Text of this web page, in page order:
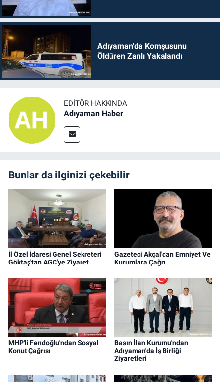
Adıyaman'da Komşusunu
Öldüren Zanlı Yakalandı
EDITÖR HAKKINDA
Adıyaman Haber
Bunlar da ilginizi çekebilir
İl Özel İdaresi Genel Sekreteri
Göktaş'tan AGC'ye Ziyaret
Gazeteci Akçal'dan Emniyet Ve
Kurumlara Çağrı
MHP'li Fendoğlu'ndan Sosyal
Konut Çağrısı
Basın İlan Kurumu'ndan
Adıyaman'da İş Birliği
Ziyaretleri